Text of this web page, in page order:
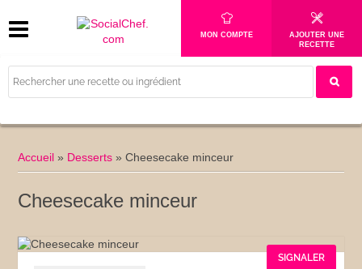
MON COMPTE
AJOUTER UNE
RECETTE
Accueil » Desserts »Cheesecake minceur
Cheesecake minceur
SIGNALER